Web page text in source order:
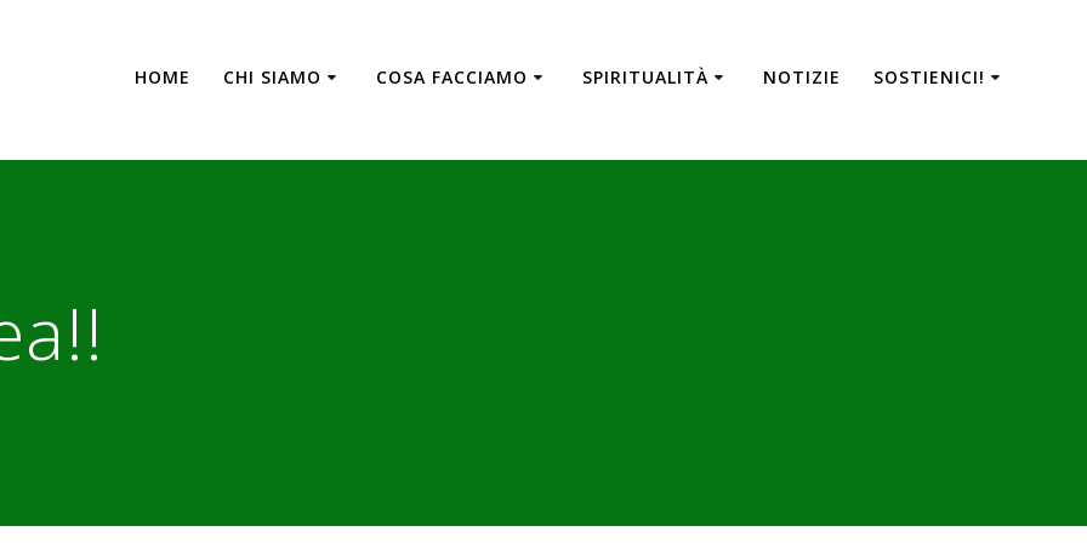
HOME CHI SIAMO COSA FACCIAMO SPIRITUALITÀ NOTIZIE SOSTIENICI!